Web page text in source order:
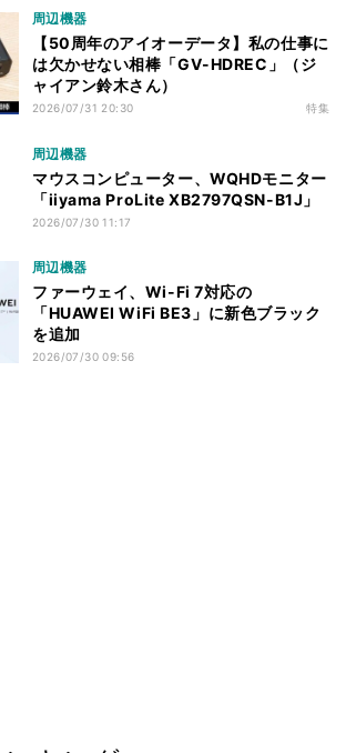
周辺機器
【50周年のアイオーデータ】私の仕事に
は欠かせない相棒「GV-HDREC」（ジ
ャイアン鈴木さん）
2026/07/31 20:30 特集
周辺機器
マウスコンピューター、WQHDモニター
「iiyama ProLite XB2797QSN-B1J」
2026/07/30 11:17
周辺機器
ファーウェイ、Wi-Fi 7対応の
「HUAWEI WiFi BE3」に新色ブラック
を追加
2026/07/30 09:56